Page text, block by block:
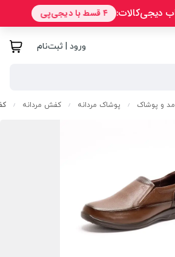
ورود | ثبت‌نام
مد و پوشاک / پوشاک مردانه / کفش مردانه /